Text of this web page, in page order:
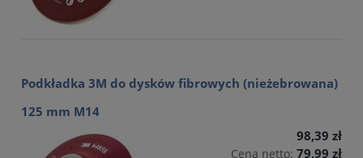
Podkładka 3M do dysków fibrowych (nieżebrowana)
125 mm M14
98,39 zł
Cena netto: 79,99 zł